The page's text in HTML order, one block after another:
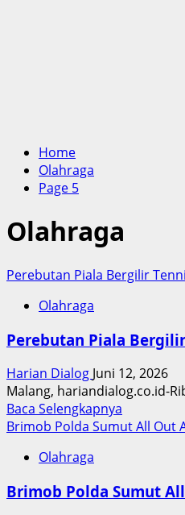
Home
Olahraga
Page 5
Olahraga
Perebutan Piala Bergilir
Olahraga
Perebutan Piala
Harian Dialog Juni 12, 2026
Malang, hariandialog.co.id-
Baca Selengkapnya
more
Bergilir
Brimob Polda Sumut All Out
Olahraga
Brimob Polda Sumut All